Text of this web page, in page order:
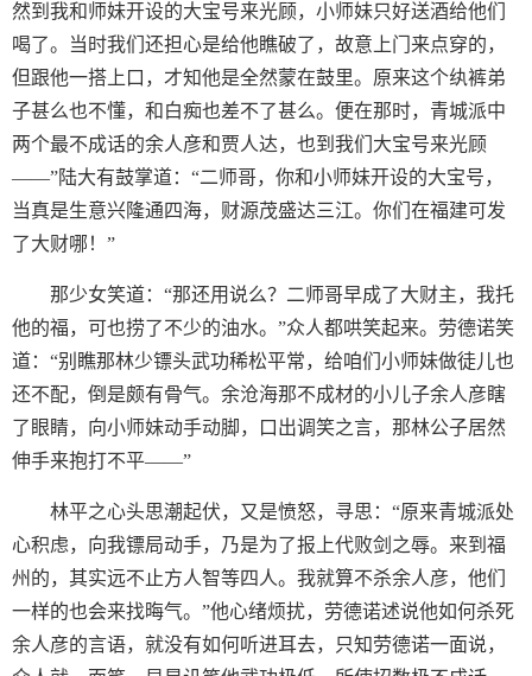
然到我和师妹开设的大宝号来光顾，小师妹只好送酒给他们
喝了。当时我们还担心是给他瞧破了，故意上门来点穿的，
但跟他一搭上口，才知他是全然蒙在鼓里。原来这个纨裤弟
子甚么也不懂，和白痴也差不了甚么。便在那时，青城派中
两个最不成话的余人彦和贾人达，也到我们大宝号来光顾
——”陆大有鼓掌道：“二师哥，你和小师妹开设的大宝号，
当真是生意兴隆通四海，财源茂盛达三江。你们在福建可发
了大财哪！”
那少女笑道：“那还用说么？二师哥早成了大财主，我托
他的福，可也捞了不少的油水。”众人都哄笑起来。劳德诺笑
道：“别瞧那林少镖头武功稀松平常，给咱们小师妹做徒儿也
还不配，倒是颇有骨气。余沧海那不成材的小儿子余人彦瞎
了眼睛，向小师妹动手动脚，口出调笑之言，那林公子居然
伸手来抱打不平——”
林平之心头思潮起伏，又是愤怒，寻思：“原来青城派处
心积虑，向我镖局动手，乃是为了报上代败剑之辱。来到福
州的，其实远不止方人智等四人。我就算不杀余人彦，他们
一样的也会来找晦气。”他心绪烦扰，劳德诺述说他如何杀死
余人彦的言语，就没有如何听进耳去，只知劳德诺一面说，